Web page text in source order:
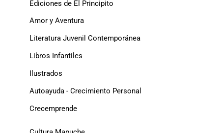
Ediciones de El Principito
Amor y Aventura
Literatura Juvenil Contemporánea
Libros Infantiles
Ilustrados
Autoayuda - Crecimiento Personal
Crecemprende